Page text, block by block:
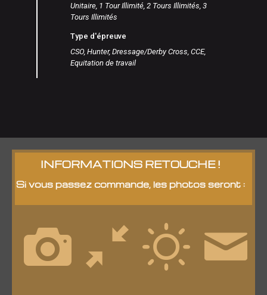
Unitaire, 1 Tour Illimité, 2 Tours Illimités, 3
Tours Illimités
Type d'épreuve
CSO, Hunter, Dressage/Derby Cross, CCE,
Equitation de travail
INFORMATIONS RETOUCHE !
Si vous passez commande, les photos seront :